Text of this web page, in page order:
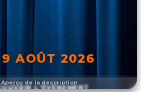
Aperçu de la description
AOÛT 2026
L'ÉVÉNEMENT